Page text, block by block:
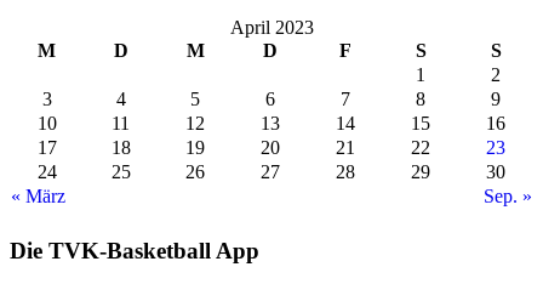
April 2023
M
D M D F S S
« März Sep. »
1
2
3
4 5 6 7 8
9
10
11 12 13 14 15
16
17
18 19 20 21 22
23
24
25 26 27 28 29 30
Die TVK-Basketball App